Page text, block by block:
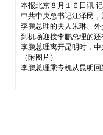
本报北京８月１６日讯
中共中央总书记江泽民
李鹏总理的夫人朱琳、
到机场迎接李鹏总理的还
李鹏总理离开昆明时，
（附图片）
李鹏总理乘专机从昆明回
本报